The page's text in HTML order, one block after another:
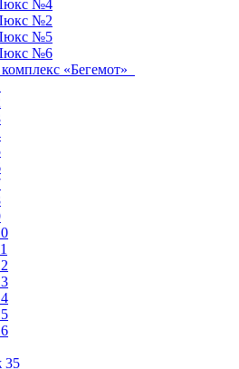
№4
№2
№5
№6
«Бегемот»
35